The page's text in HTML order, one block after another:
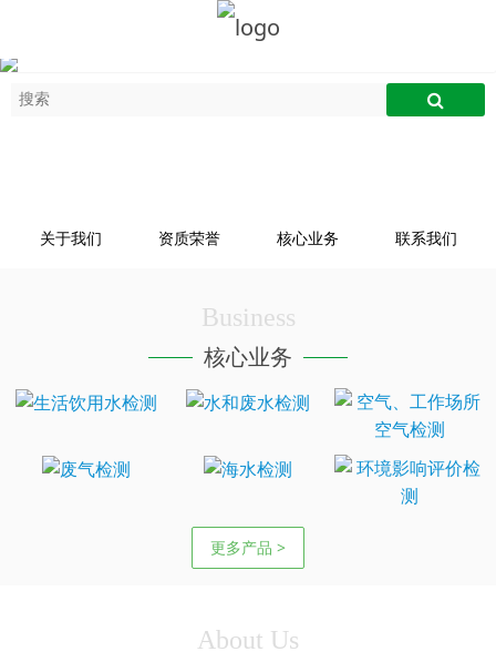
关于我们 资质荣誉 核心业务 联系我们
Business
核心业务
更多产品 >
About Us